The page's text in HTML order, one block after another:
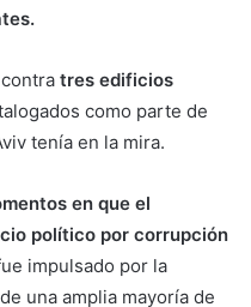
tres edificios
como parte de
tenía en la mira.
en que el
político por corrupción
impulsado por la
una amplia mayoría de